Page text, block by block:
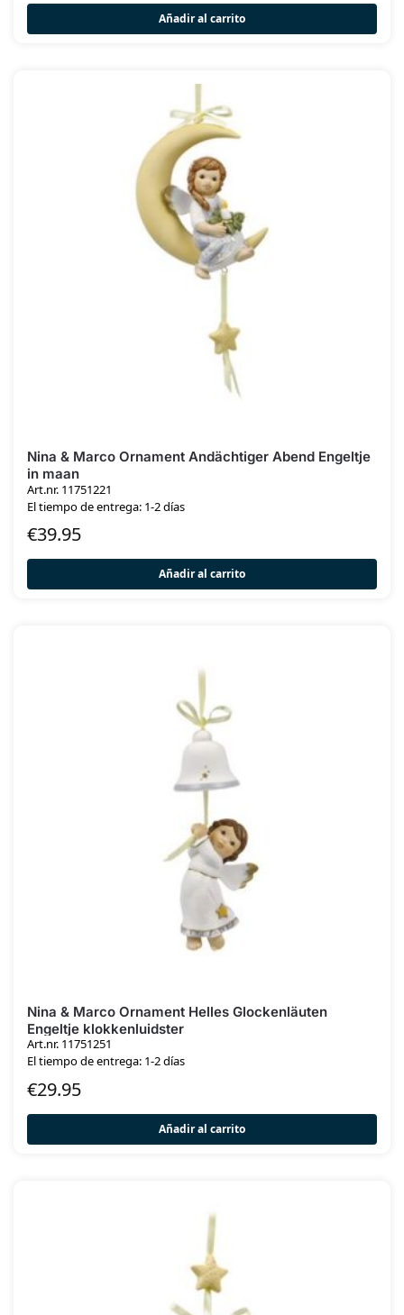
Añadir al carrito
Nina & Marco Ornament Andächtiger Abend Engeltje
in maan
Art.nr. 11751221
El tiempo de entrega: 1-2 días
€39.95
Añadir al carrito
Nina & Marco Ornament Helles Glockenläuten
Engeltje klokkenluidster
Art.nr. 11751251
El tiempo de entrega: 1-2 días
€29.95
Añadir al carrito